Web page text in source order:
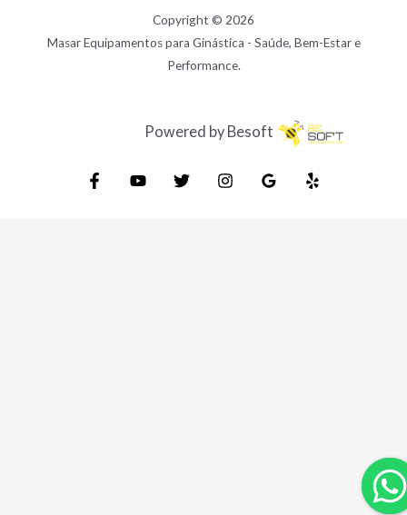
Copyright © 2026
Masar Equipamentos para Ginástica - Saúde, Bem-Estar e
Performance.
Powered by Besoft